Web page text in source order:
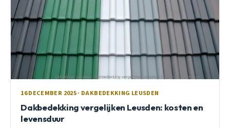
16 DECEMBER 2025 · DAKBEDEKKING LEUSDEN
Dakbedekking vergelijken Leusden: kosten en
levensduur